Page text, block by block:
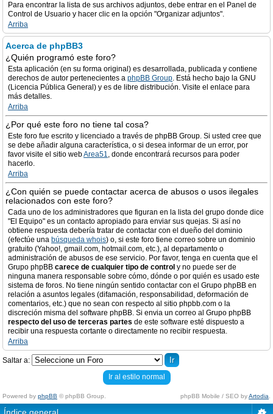
Para encontrar la lista de sus archivos adjuntos, debe entrar en el Panel de
Control de Usuario y hacer clic en la opción "Organizar adjuntos".
Arriba
Acerca de phpBB3
¿Quién programó este foro?
Esta aplicación (en su forma original) es desarrollada, publicada y contiene
derechos de autor pertenecientes a phpBB Group. Está hecho bajo la GNU
(Licencia Pública General) y es de libre distribución. Visite el enlace para
más detalles.
Arriba
¿Por qué este foro no tiene tal cosa?
Este foro fue escrito y licenciado a través de phpBB Group. Si usted cree que
se debe añadir alguna característica, o si desea informar de un error, por
favor visite el sitio webArea51, donde encontrará recursos para poder
hacerlo.
Arriba
¿Con quién se puede contactar acerca de abusos o usos ilegales
relacionados con este foro?
Cada uno de los administradores que figuran en la lista del grupo donde dice
"El Equipo" es un contacto apropiado para enviar sus quejas. Si así no
obtiene respuesta debería tratar de contactar con el dueño del dominio
(efectúe una búsqueda whois) o, si este foro tiene correo sobre un dominio
gratuito (Yahoo!, gmail.com, hotmail.com, etc.), al departamento o
administración de abusos de ese servicio. Por favor, tenga en cuenta que el
Grupo phpBB carece de cualquier tipo de control y no puede ser de
ninguna manera responsable sobre cómo, dónde o por quién es usado este
sistema de foros. No tiene ningún sentido contactar con el Grupo phpBB en
relación a asuntos legales (difamación, responsabilidad, deformación de
comentarios, etc.) que no sean con respecto al sitio phpbb.com o la
discreción misma del software phpBB. Si envia un correo al Grupo phpBB
respecto del uso de terceras partes de este software esté dispuesto a
recibir una respuesta cortante o directamente no recibir respuesta.
Arriba
Saltar a:
Ir al estilo normal
Powered by phpBB © phpBB Group. phpBB Mobile / SEO byArtodia